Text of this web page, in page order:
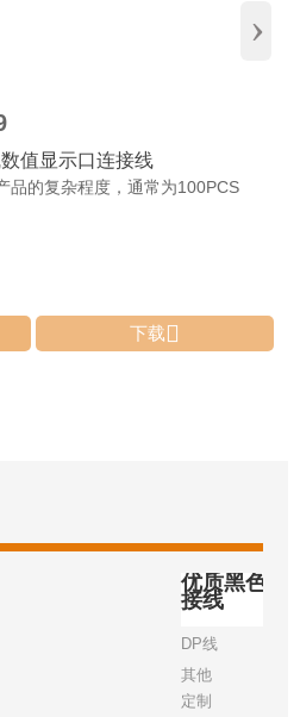
›
值显示口连接线
品的复杂程度，通常为100PCS
下载
优质黑色
接线
DP线
其他
定制